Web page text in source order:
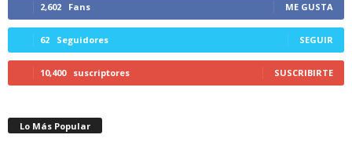
2,602 Fans ME GUSTA
62 Seguidores SEGUIR
10,400 suscriptores SUSCRIBIRTE
Lo Más Popular